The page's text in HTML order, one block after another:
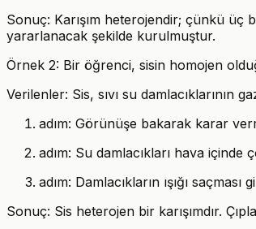
Sonuç: Karışım heterojendir; çünkü üç
yararlanacak şekilde kurulmuştur.
Örnek 2: Bir öğrenci, sisin homojen
Verilenler: Sis, sıvı su damlacıklarının
adım: Görünüşe bakarak karar
adım: Su damlacıkları hava
adım: Damlacıkların ışığı
Sonuç: Sis heterojen bir karışımdır.